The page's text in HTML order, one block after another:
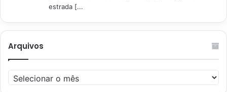
estrada [...
Arquivos
Arquivos